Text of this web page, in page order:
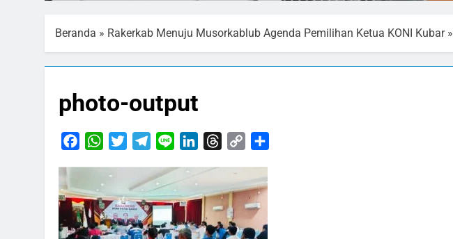
Beranda » Rakerkab Menuju Musorkablub Agenda Pemilihan Ketua KONI Kubar»
photo-output
FacebookWhatsApp
TwitterTelegram
Line LinkedInThreads
Copy